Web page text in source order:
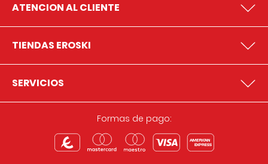
ATENCION AL CLIENTE
TIENDAS EROSKI
SERVICIOS
Formas de pago: